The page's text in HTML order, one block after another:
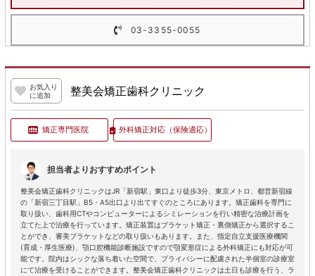
03-3355-0055
お気入り
に追加
整美会矯正歯科クリニック
矯正専門医院 外科矯正対応（保険適応）
担当者よりおすすめポイント
整美会矯正歯科クリニックはJR「新宿駅」東口より徒歩3分、東京メトロ、都営新宿線
の「新宿三丁目駅」B5・A5出口より出てすぐのところにあります。矯正歯科を専門に
取り扱い、歯科用CTやコンピューターによるシミレーションを行い精密な治療計画を
立てた上で治療を行っています。矯正装置はブラケット矯正・裏側矯正から選択するこ
とができ、審美ブラケットなどの取り扱いもあります。また、指定自立支援医療機関
(育成・厚生医療)、顎口腔機能診断施設ですので顎変形症による外科矯正にも対応が可
能です。院内はシックな落ち着いた空間で、プライバシーに配慮された半個室の診療室
にて治療を受けることができます。整美会矯正歯科クリニックは土日も診療を行う、ラ